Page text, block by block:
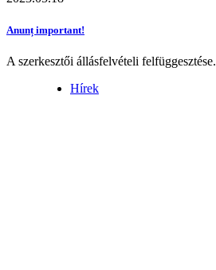
Anunț important!
A szerkesztői állásfelvételi felfüggesztése.
Hírek